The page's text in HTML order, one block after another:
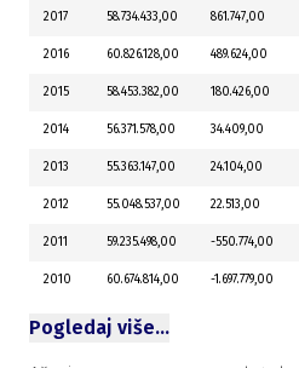
2017 58.734.433,00 861.747,00
2016 60.826.128,00 489.624,00
2015 58.453.382,00 180.426,00
2014 56.371.578,00 34.409,00
2013 55.363.147,00 24.104,00
2012 55.048.537,00 22.513,00
2011 59.235.498,00 -550.774,00
2010 60.674.814,00 -1.697.779,00
Pogledaj više…